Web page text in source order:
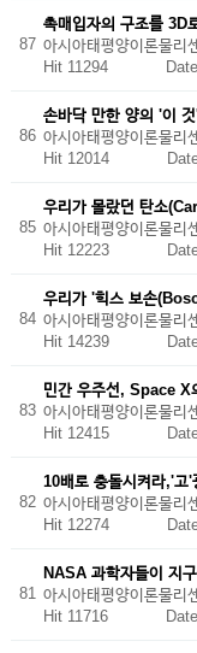
87
촉매입자의 구조를 3D
아시아태평양이론물리
Hit 11294
86
손바닥 만한 양의 '이
아시아태평양이론물리
Hit 12014
85
우리가 몰랐던 탄소
아시아태평양이론물리
Hit 12223
84
우리가 '힉스 보손
아시아태평양이론물리
Hit 14239
83
민간 우주선, Space X
아시아태평양이론물리
Hit 12415
82
10배로 충돌시켜라,'
아시아태평양이론물리
Hit 12274
81
NASA 과학자들이 지
아시아태평양이론물리
Hit 11716